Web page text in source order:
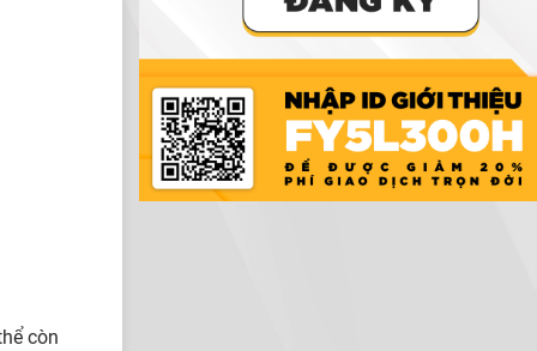
còn